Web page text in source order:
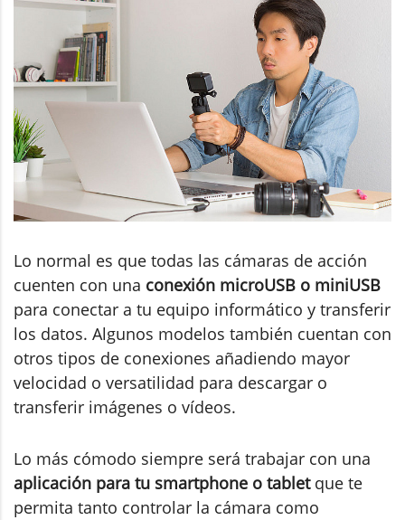
Lo normal es que todas las cámaras de acción
cuenten con una conexión microUSB o miniUSB
para conectar a tu equipo informático y transferir
los datos. Algunos modelos también cuentan con
otros tipos de conexiones añadiendo mayor
velocidad o versatilidad para descargar o
transferir imágenes o vídeos.
Lo más cómodo siempre será trabajar con una
aplicación para tu smartphone o tabletque te
permita tanto controlar la cámara como